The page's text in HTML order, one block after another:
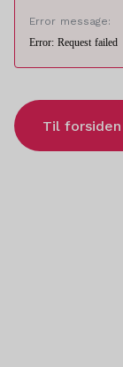
Error message:
Error: Request failed
Til forsiden